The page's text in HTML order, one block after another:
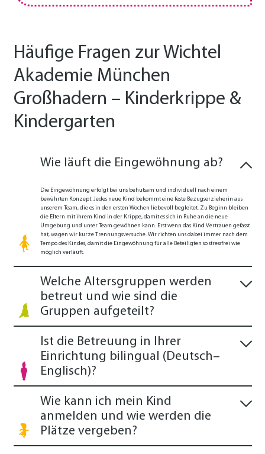
Häufige Fragen zur Wichtel
Akademie München
Großhadern – Kinderkrippe &
Kindergarten
Wie läuft die Eingewöhnung ab?
Die Eingewöhnung erfolgt bei uns behutsam und individuell nach einem
bewährten Konzept. Jedes neue Kind bekommt eine feste Bezugserzieherin aus
unserem Team, die es in den ersten Wochen liebevoll begleitet. Zu Beginn bleiben
die Eltern mit ihrem Kind in der Krippe, damit es sich in Ruhe an die neue
Umgebung und unser Team gewöhnen kann. Erst wenn das Kind Vertrauen gefasst
hat, wagen wir kurze Trennungsversuche. Wir richten uns dabei immer nach dem
Tempo des Kindes, damit die Eingewöhnung für alle Beteiligten so stressfrei wie
möglich verläuft.
Welche Altersgruppen werden
betreut und wie sind die
Gruppen aufgeteilt?
Ist die Betreuung in Ihrer
Einrichtung bilingual (Deutsch–
Englisch)?
Wie kann ich mein Kind
anmelden und wie werden die
Plätze vergeben?